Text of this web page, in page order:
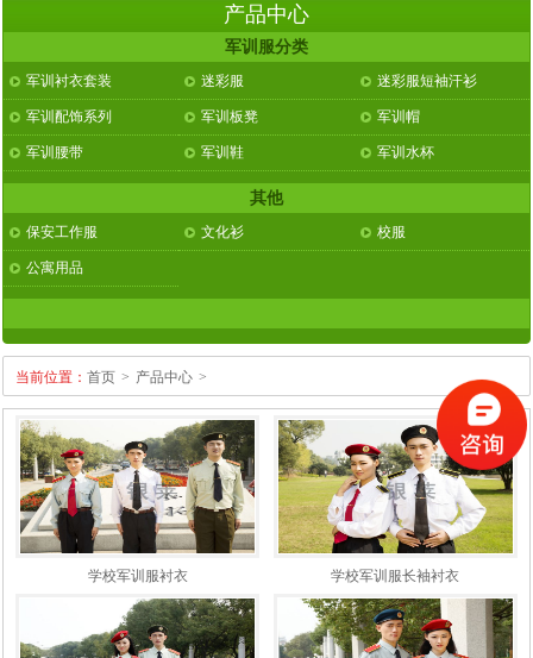
产品中心
军训服分类
军训衬衣套装 迷彩服 迷彩服短袖汗衫
军训配饰系列 军训板凳 军训帽
军训腰带 军训鞋 军训水杯
其他
保安工作服 文化衫 校服
公寓用品
当前位置：首页 > 产品中心 >
学校军训服衬衣 学校军训服长袖衬衣